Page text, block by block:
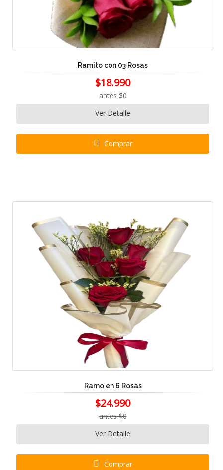
Ramito con 03 Rosas
$18.990
antes $0
Ver Detalle
Comprar
Ramo en 6 Rosas
$24.990
antes $0
Ver Detalle
Comprar